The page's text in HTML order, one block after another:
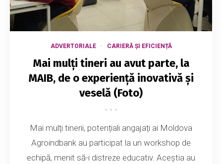
ADVERTORIALE CARIERĂ ȘI EFICIENȚĂ
Mai mulți tineri au avut parte, la
MAIB, de o experiență inovativă și
veselă (Foto)
Mai mulți tinerii, potențiali angajați ai Moldova
Agroindbank au participat la un workshop de
echipă, menit să-i distreze educativ. Aceștia au